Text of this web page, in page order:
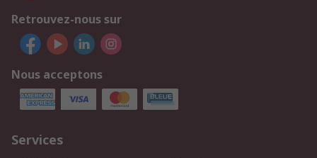
Retrouvez-nous sur
Nous acceptons
Services